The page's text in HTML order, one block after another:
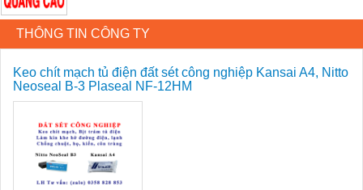
THÔNG TIN CÔNG TY
Keo chít mạch tủ điện đất sét công nghiệp Kansai A4, Nitto
Neoseal B-3 Plaseal NF-12HM